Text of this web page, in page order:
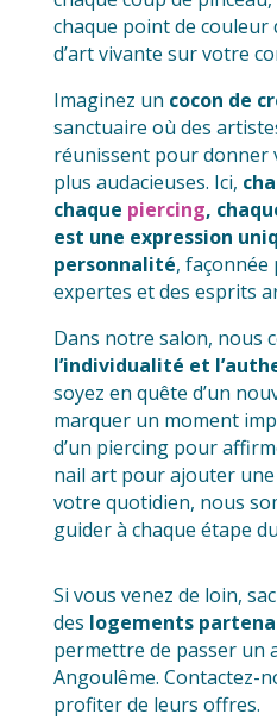
chaque point de
d’art vivante sur votre
Imaginez un cocon de
sanctuaire où des
réunissent pour donner
plus audacieuses. Ici,
chaque piercing,
est une expression
personnalité, façonnée
expertes et des esprits
Dans notre salon, nous
l’individualité et
soyez en quête d’un
marquer un moment
d’un piercing pour
nail art pour ajouter
votre quotidien, nous
guider à chaque étape
Si vous venez de loin,
des logements
permettre de passer un
Angoulême. Contactez-
profiter de leurs offres.